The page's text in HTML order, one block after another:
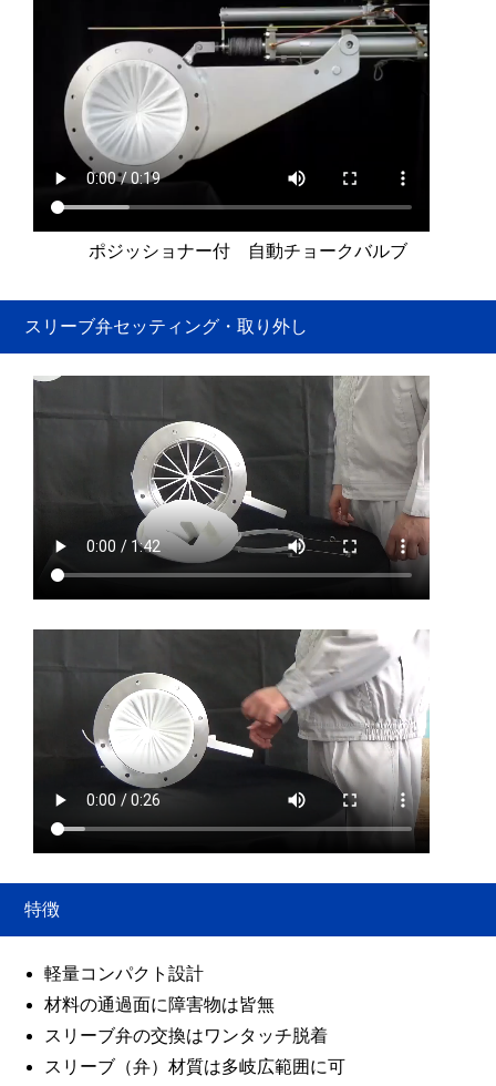
ポジッショナー付 自動チョークバルブ
スリーブ弁セッティング・取り外し
特徴
軽量コンパクト設計
材料の通過面に障害物は皆無
スリーブ弁の交換はワンタッチ脱着
スリーブ（弁）材質は多岐広範囲に可